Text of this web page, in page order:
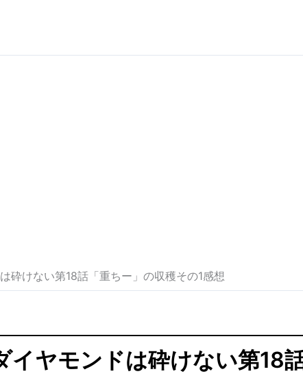
砕けない第18話「重ちー」の収穫その1感想
イヤモンドは砕けない第18